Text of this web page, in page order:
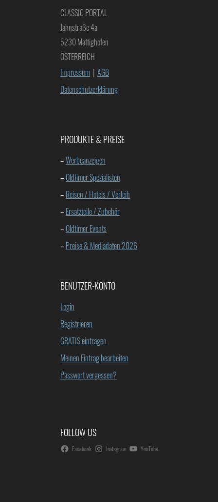
CLASSIC PORTAL
Jahnstraße 4a
5230 Mattighofen
ÖSTERREICH
Impressum | AGB
Datenschutzerklärung
PRODUKTE & PREISE
–Werbeanzeigen
– Oldtimer Spezialisten
– Reisen / Hotels / Verleih
– Ersatzteile / Zubehör
– Oldtimer Events
– Preise & Mediadaten 2026
BENUTZER-KONTO
Login
Registrieren
GRATIS eintragen
Meinen Eintrag bearbeiten
Passwort vergessen?
FOLLOW US
Facebook Instagram YouTube